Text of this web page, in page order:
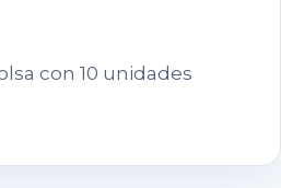
con 10 unidades